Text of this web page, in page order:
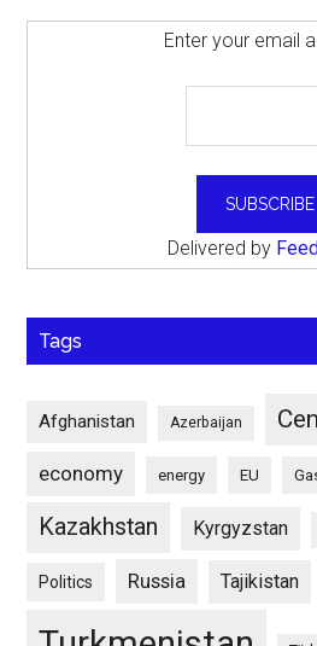
Enter your email
Delivered by
Tags
Afghanistan Azerbaijan
economy energy EU
Kazakhstan Kyrgyzstan
Politics Russia Tajikistan